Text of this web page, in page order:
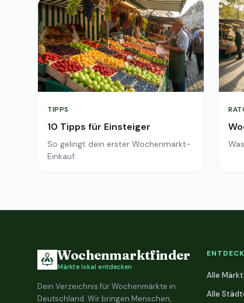
TIPPS
10 Tipps für Einsteiger
So gelingt dein erster Wochenmarkt-
Einkauf.
Wochenmarktfinder
Märkte lokal entdecken
Dein Verzeichnis für Wochenmärkte in
Deutschland. Wir bringen Menschen,
Alle
Alle